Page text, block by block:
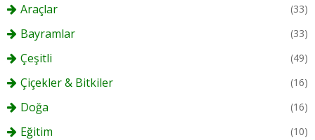
Araçlar (33)
Bayramlar (33)
Çeşitli (49)
Çiçekler & Bitkiler (16)
Doğa (16)
Eğitim (10)